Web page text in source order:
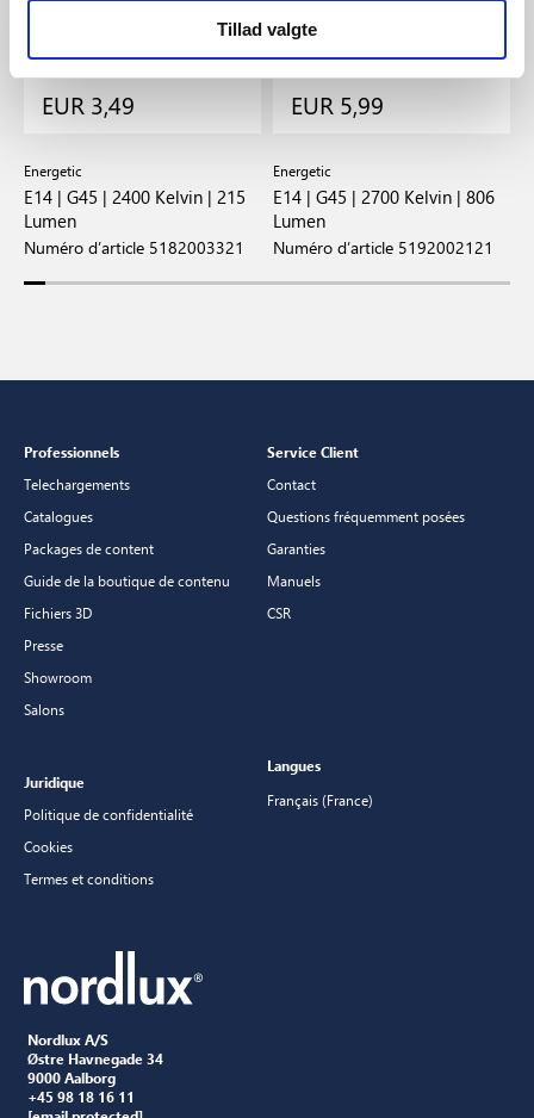
Tillad valgte
EUR 3,49
Energetic
E14 | G45 | 2400 Kelvin | 215
Lumen
Numéro d’article 5182003321
EUR 5,99
Energetic
E14 | G45 | 2700 Kelvin | 806
Lumen
Numéro d’article 5192002121
Nordlux A/S
Østre Havnegade 34
9000 Aalborg
+45 98 18 16 11
Professionnels
Telechargements
Catalogues
Packages de content
Guide de la boutique de contenu
Fichiers 3D
Presse
Showroom
Salons
Service Client
Contact
Questions fréquemment posées
Garanties
Manuels
CSR
Juridique
Politique de confidentialité
Cookies
Termes et conditions
Langues
Français (France)